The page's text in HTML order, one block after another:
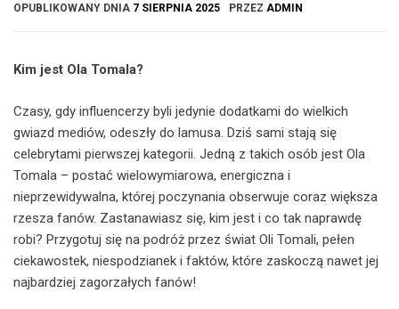
OPUBLIKOWANY DNIA 7 SIERPNIA 2025 PRZEZ ADMIN
Kim jest Ola Tomala?
Czasy, gdy influencerzy byli jedynie dodatkami do wielkich
gwiazd mediów, odeszły do lamusa. Dziś sami stają się
celebrytami pierwszej kategorii. Jedną z takich osób jest Ola
Tomala – postać wielowymiarowa, energiczna i
nieprzewidywalna, której poczynania obserwuje coraz większa
rzesza fanów. Zastanawiasz się, kim jest i co tak naprawdę
robi? Przygotuj się na podróż przez świat Oli Tomali, pełen
ciekawostek, niespodzianek i faktów, które zaskoczą nawet jej
najbardziej zagorzałych fanów!